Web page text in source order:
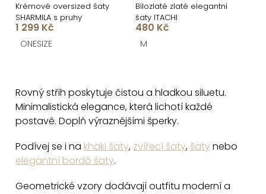
Krémové oversized šaty
SHARMILA s pruhy
1 299 Kč
ONESIZE
Bílozlaté zlaté elegantní
šaty ITACHI
480 Kč
M
l
á
a
Rovný střih poskytuje čistou a hladkou siluetu.
Minimalistická elegance, která lichotí každé
postavě. Doplň výraznějšími šperky.
Podívej se i na khaki šaty, zvířecí šaty, šatynebo
elegantní bordó šaty.
Geometrické vzory dodávají outfitu moderní a